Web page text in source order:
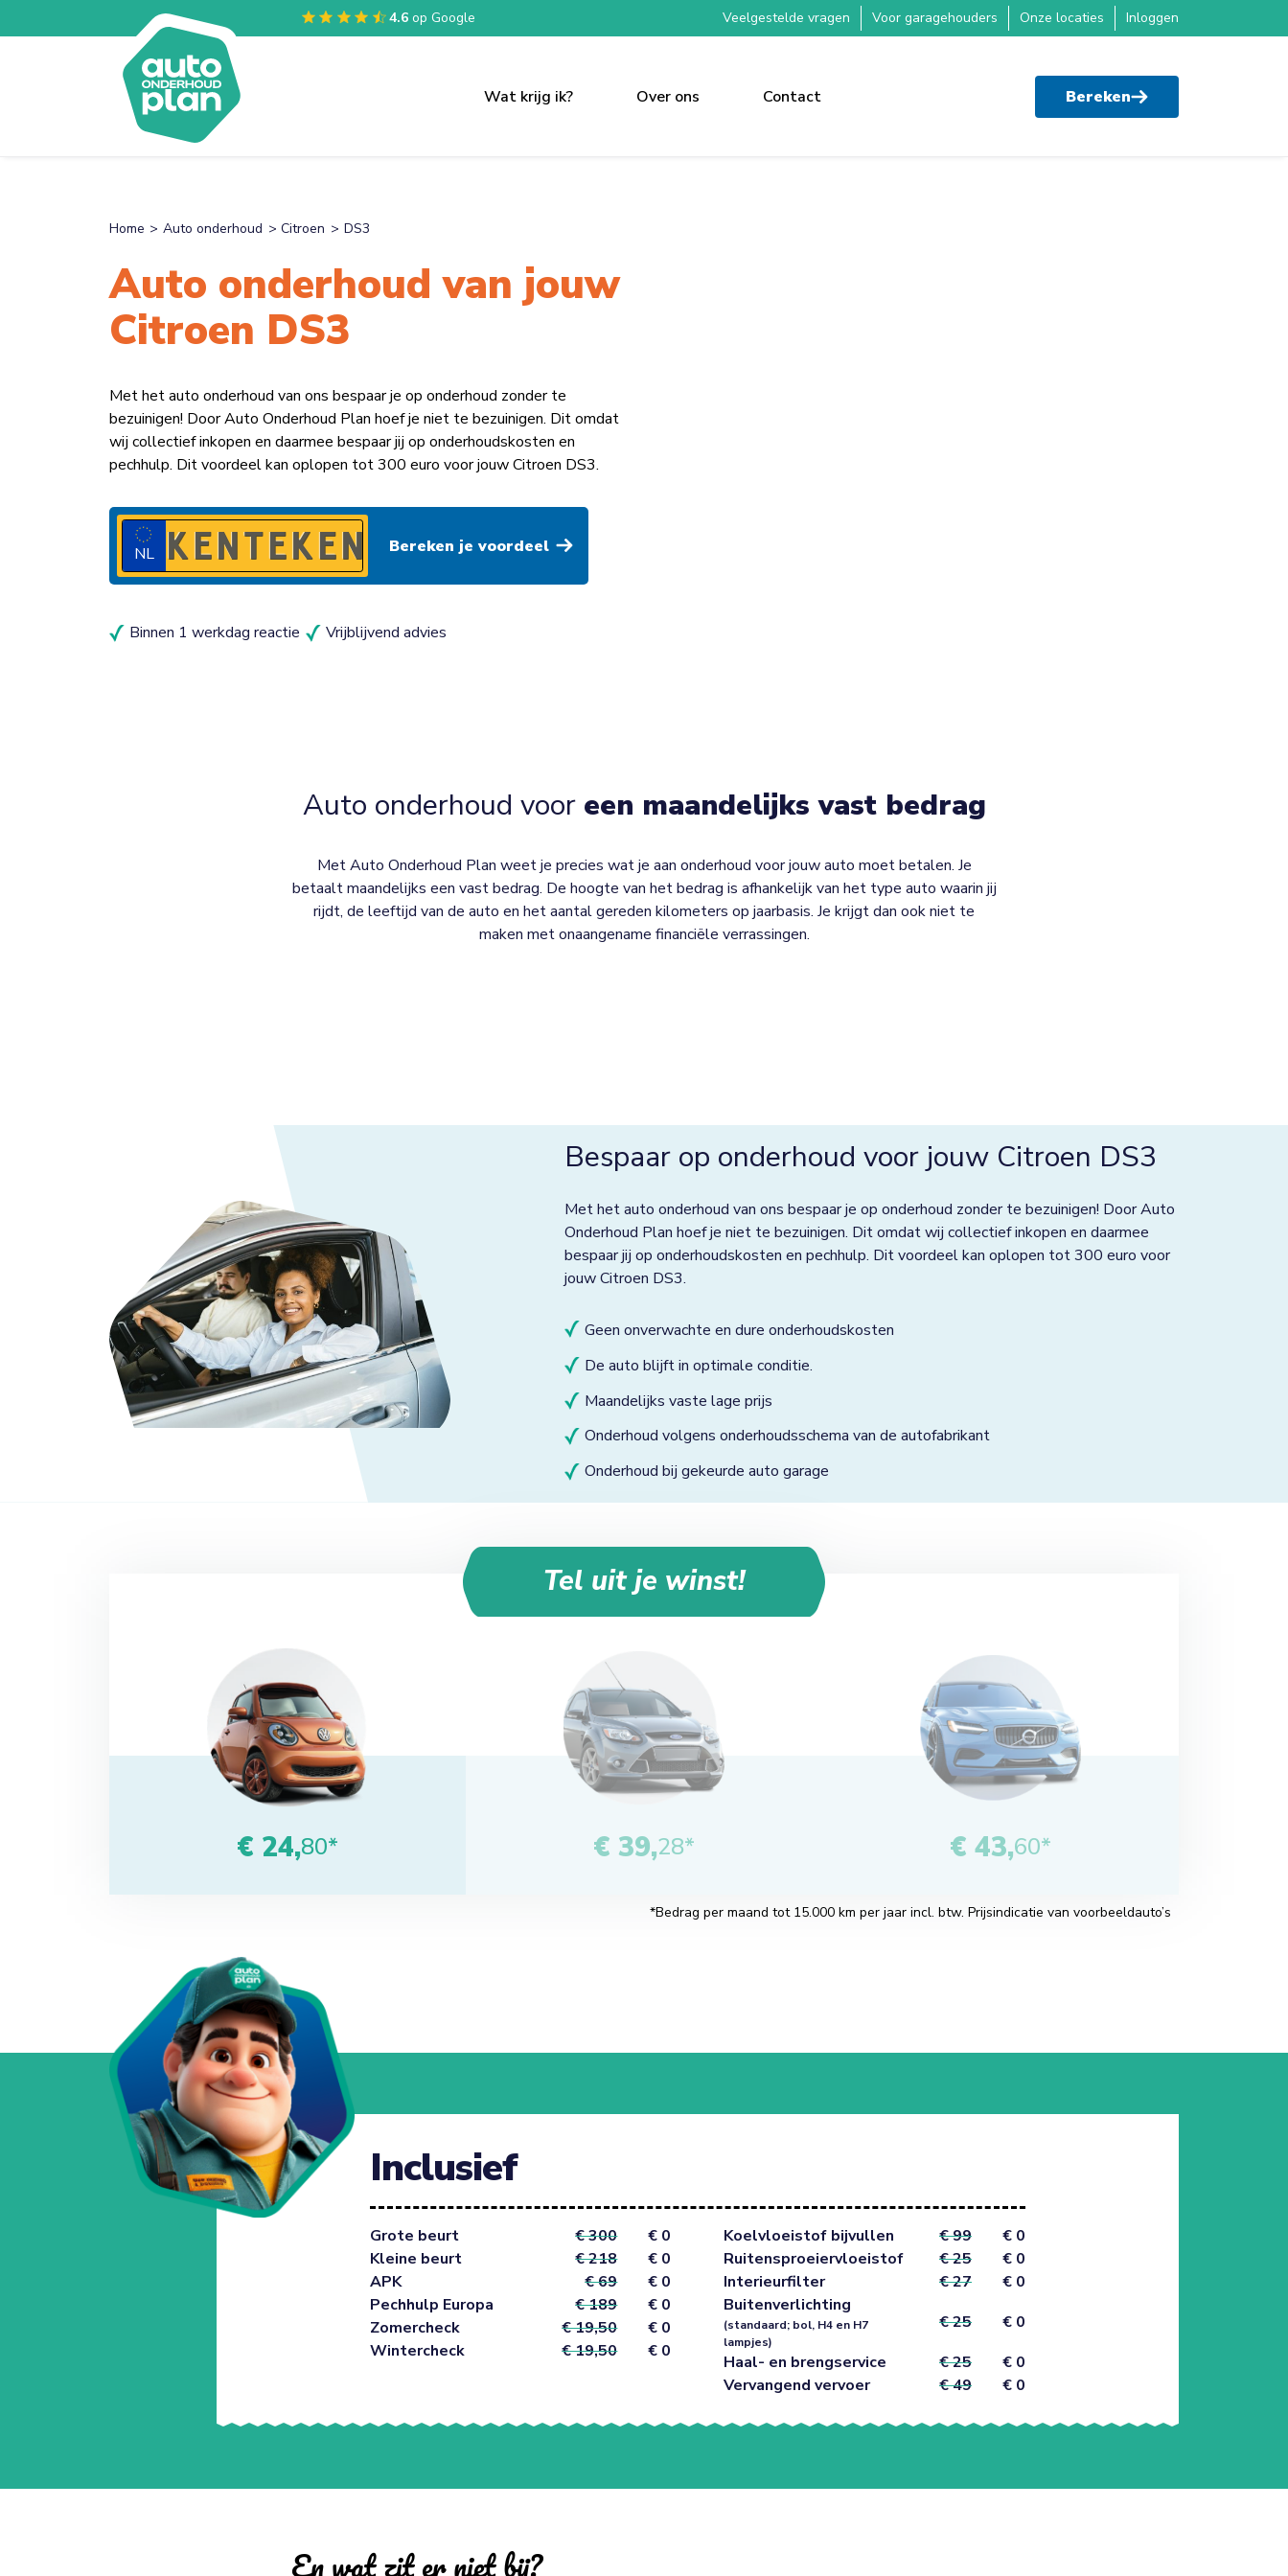
4.6 op Google Veelgestelde vragen Voor garagehouders Onze locaties Inloggen
Wat krijg ik? Over ons Contact Bereken
Home Auto onderhoud Citroen DS3
Auto onderhoud van jouw
Citroen DS3
Met het auto onderhoud van ons bespaar je op onderhoud zonder te
bezuinigen! Door Auto Onderhoud Plan hoef je niet te bezuinigen. Dit omdat
wij collectief inkopen en daarmee bespaar jij op onderhoudskosten en
pechhulp. Dit voordeel kan oplopen tot 300 euro voor jouw Citroen DS3.
NL
Binnen 1 werkdag reactie Vrijblijvend advies
Auto onderhoud voor een maandelijks vast bedrag
Met Auto Onderhoud Plan weet je precies wat je aan onderhoud voor jouw auto moet betalen. Je
betaalt maandelijks een vast bedrag. De hoogte van het bedrag is afhankelijk van het type auto waarin jij
rijdt, de leeftijd van de auto en het aantal gereden kilometers op jaarbasis. Je krijgt dan ook niet te
maken met onaangename financiële verrassingen.
Bespaar op onderhoud voor jouw Citroen DS3
Met het auto onderhoud van ons bespaar je op onderhoud zonder te bezuinigen! Door Auto
Onderhoud Plan hoef je niet te bezuinigen. Dit omdat wij collectief inkopen en daarmee
bespaar jij op onderhoudskosten en pechhulp. Dit voordeel kan oplopen tot 300 euro voor
jouw Citroen DS3.
Geen onverwachte en dure onderhoudskosten
De auto blijft in optimale conditie.
Maandelijks vaste lage prijs
Onderhoud volgens onderhoudsschema van de autofabrikant
Onderhoud bij gekeurde auto garage
Tel uit je winst!
€ 24,80* € 39,28* € 43,60*
*Bedrag per maand tot 15.000 km per jaar incl. btw. Prijsindicatie van voorbeeldauto’s
Inclusief
Grote beurt € 300
€ 0
Kleine beurt
€ 218
€ 0
APK
€ 69
€ 0
Pechhulp Europa
€ 189
€ 0
Zomercheck
€ 19,50
€ 0
Wintercheck
€ 19,50 € 0
Koelvloeistof bijvullen € 99
€ 0
Ruitensproeiervloeistof
€ 25
€ 0
Interieurfilter
€ 27
€ 0
Buitenverlichting
(standaard; bol, H4 en H7
lampjes)
€ 25
€ 0
Haal- en brengservice
€ 25
€ 0
Vervangend vervoer
€ 49 € 0
En wat zit er niet bij?